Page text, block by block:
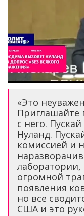
«Это
Приглашайте
с него.
Нуланд.
комиссией и
лаборатории,
огромной
появления
но все
США и это